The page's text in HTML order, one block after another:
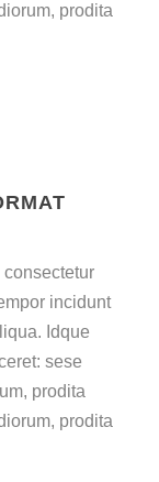
prodita
consectetur
incidunt
Idque
sese
prodita
prodita